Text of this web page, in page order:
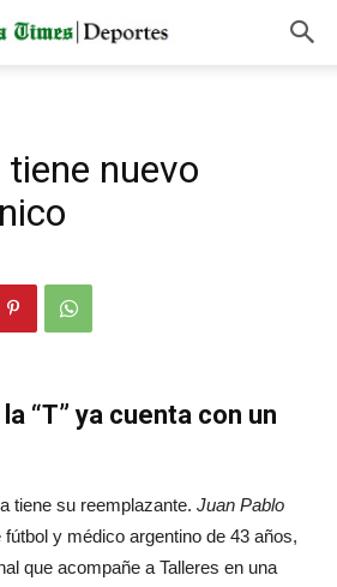
nuevo
“T” ya cuenta con un
tiene su reemplazante. Juan Pablo
fútbol y médico argentino de 43 años,
que acompañe a Talleres en una